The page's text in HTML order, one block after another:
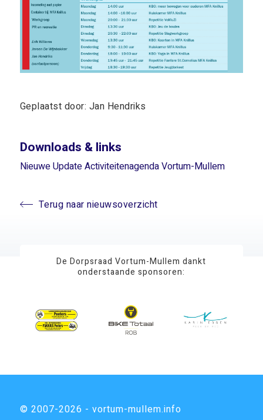
Geplaatst door: Jan Hendriks
Downloads & links
Nieuwe Update Activiteitenagenda Vortum-Mullem
Terug naar nieuwsoverzicht
De Dorpsraad Vortum-Mullem dankt
onderstaande sponsoren:
© 2007-2026 - vortum-mullem.info